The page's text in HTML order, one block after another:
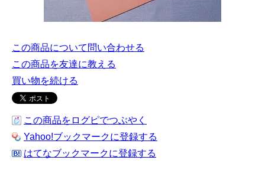
この商品について問い合わせる
この商品を友達に教える
買い物を続ける
この商品をログピでつぶやく
Yahoo!ブックマークに登録する
はてなブックマークに登録する